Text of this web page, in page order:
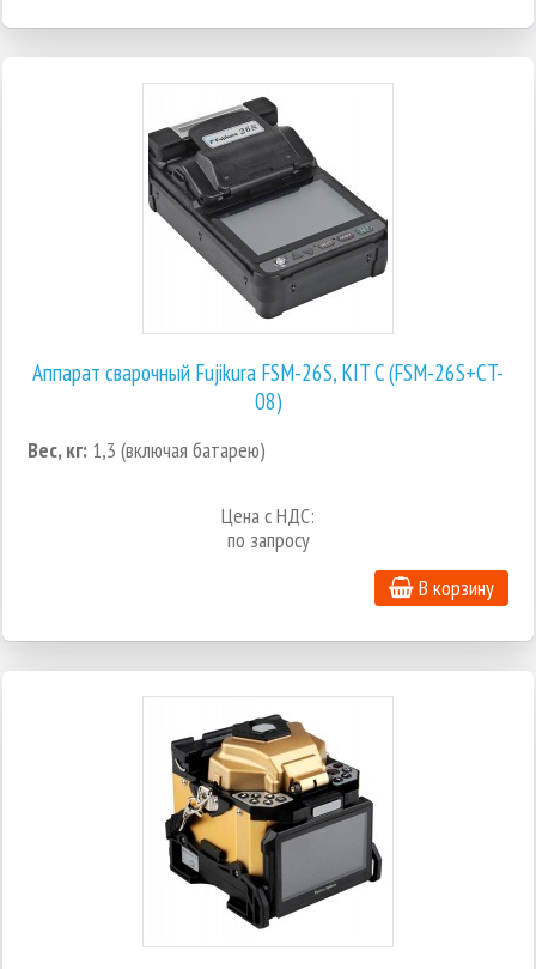
Аппарат сварочный Fujikura FSM-26S, KIT C (FSM-26S+СT-
08)
Вес, кг: 1,3 (включая батарею)
Цена с НДС:
по запросу
В корзину